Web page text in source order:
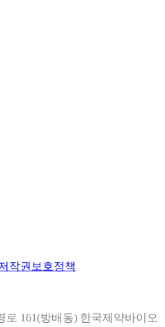
작권보호정책
로 161(방배동) 한국제약바이오